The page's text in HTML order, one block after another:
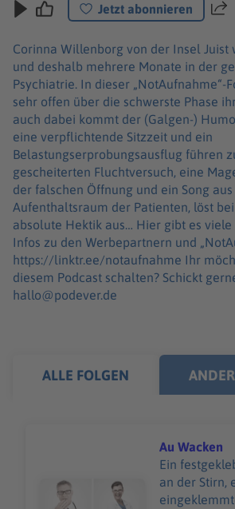
Jetzt abonnieren
Corinna Willenborg von der Insel Juist
und deshalb mehrere Monate in der
Psychiatrie. In dieser „NotAufnahme“-
sehr offen über die schwerste Phase
auch dabei kommt der (Galgen-)
eine verpflichtende Sitzzeit und ein
Belastungserprobungsausflug führen
gescheiterten Fluchtversuch, eine
der falschen Öffnung und ein Song
Aufenthaltsraum der Patienten, löst
absolute Hektik aus… Hier gibt es viele Rabatte und alle
Infos zu den Werbepartnern und
https://linktr.ee/notaufnahme Ihr möchtet Werbung in
diesem Podcast schalten? Schickt
hallo@podever.de
ALLE FOLGEN
Audiotitel - Au Wacken
Au Wacken
Ein
an der Stirn,